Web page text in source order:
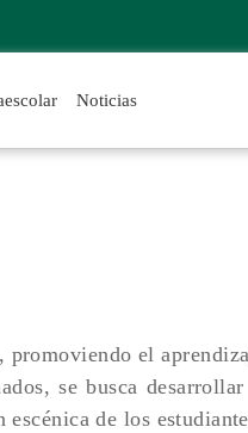
Noticias
el
se busca
de los